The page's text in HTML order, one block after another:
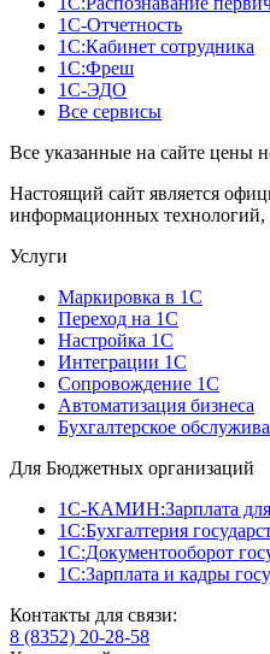
1С-Отчетность
1С:Кабинет сотрудника
1С:Фреш
1С-ЭДО
Все сервисы
Все указанные на сайте цены
Настоящий сайт является
информационных технологий,
Услуги
Маркировка в 1С
Переход на 1С
Настройка 1С
Интеграции 1С
Сопровождение 1С
Автоматизация бизнеса
Бухгалтерское
Для Бюджетных организаций
1С-КАМИН:Зарплата
1С:Бухгалтерия
1С:Документооборот
1С:Зарплата и кадры
Контакты для связи:
8 (8352) 20-28-58